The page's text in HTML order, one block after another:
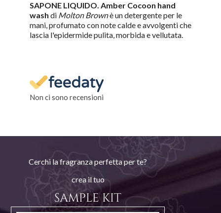
SAPONE LIQUIDO. Amber Cocoon hand
wash di Molton Brownè un detergente per le
mani, profumato con note calde e avvolgenti che
lascia l'epidermide pulita, morbida e vellutata.
Non ci sono recensioni
Cerchi la fragranza perfetta per te?
crea il tuo
SAMPLE KIT